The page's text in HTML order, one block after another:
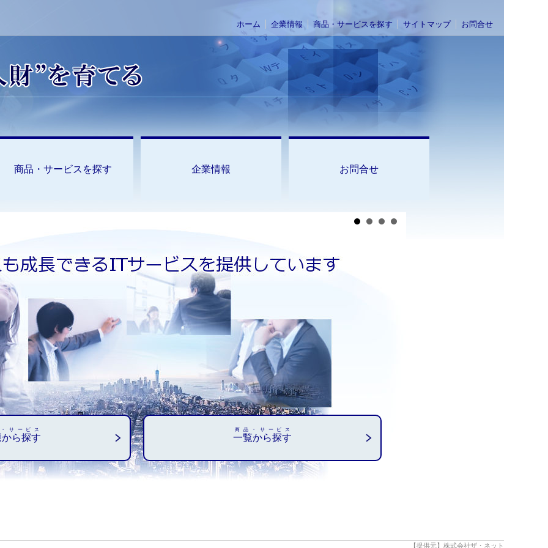
ホーム 企業情報 商品・サービスを探す サイトマップ お問合せ
商品・サービスを探す 企業情報 お問合せ
ら探す
サービス
一覧から探す
商品・サービス
【提供元】株式会社ザ・ネット